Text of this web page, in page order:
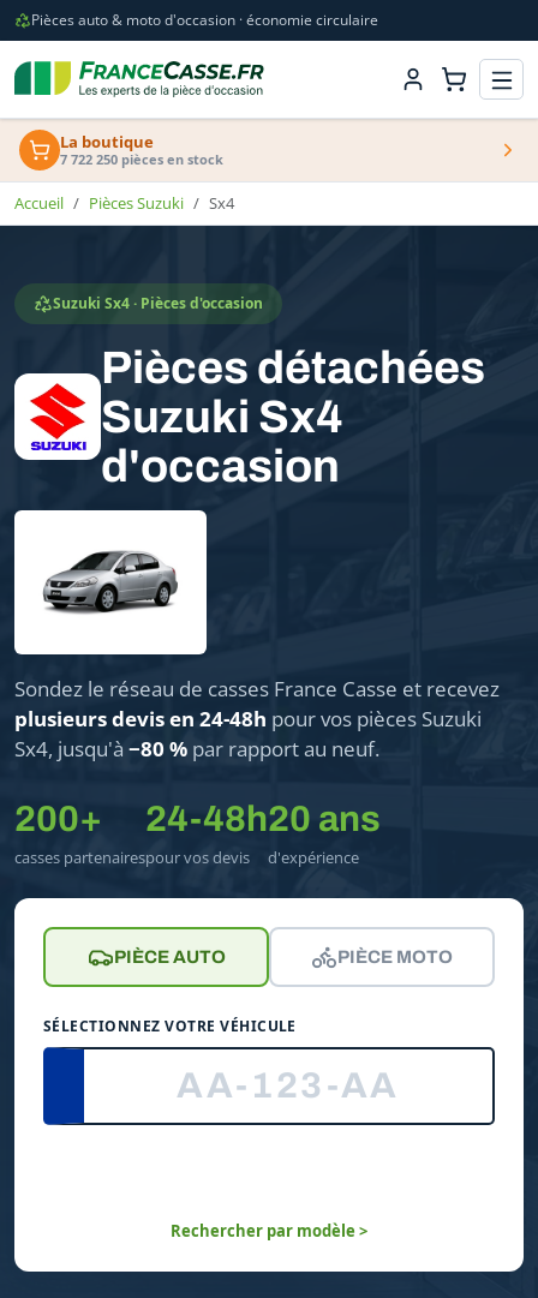
Pièces auto & moto d'occasion · économie circulaire
La boutique
7 722 250 pièces en stock
Accueil Pièces Suzuki Sx4
Suzuki Sx4 · Pièces d'occasion
Pièces détachées
Suzuki Sx4
d'occasion
Sondez le réseau de casses France Casse et recevez
plusieurs devis en 24-48h pour vos pièces Suzuki
Sx4, jusqu'à−80 % par rapport au neuf.
200+
casses partenaires
24-48h
pour vos devis
20 ans
d'expérience
PIÈCE AUTO PIÈCE MOTO
SÉLECTIONNEZ VOTRE VÉHICULE
Rechercher par modèle >